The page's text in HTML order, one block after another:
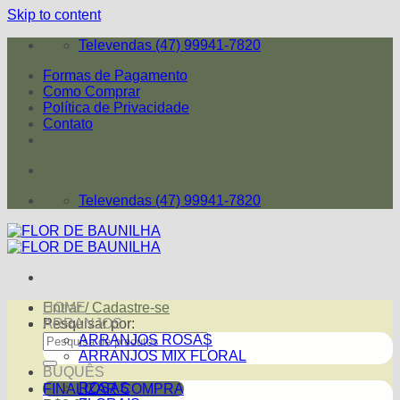
Skip to content
Televendas (47) 99941-7820
Formas de Pagamento
Como Comprar
Política de Privacidade
Contato
Televendas (47) 99941-7820
Entrar / Cadastre-se
Pesquisar por:
FINALIZAR COMPRA
HOME
ARRANJOS
ARRANJOS ROSAS
ARRANJOS MIX FLORAL
BUQUÊS
ROSAS